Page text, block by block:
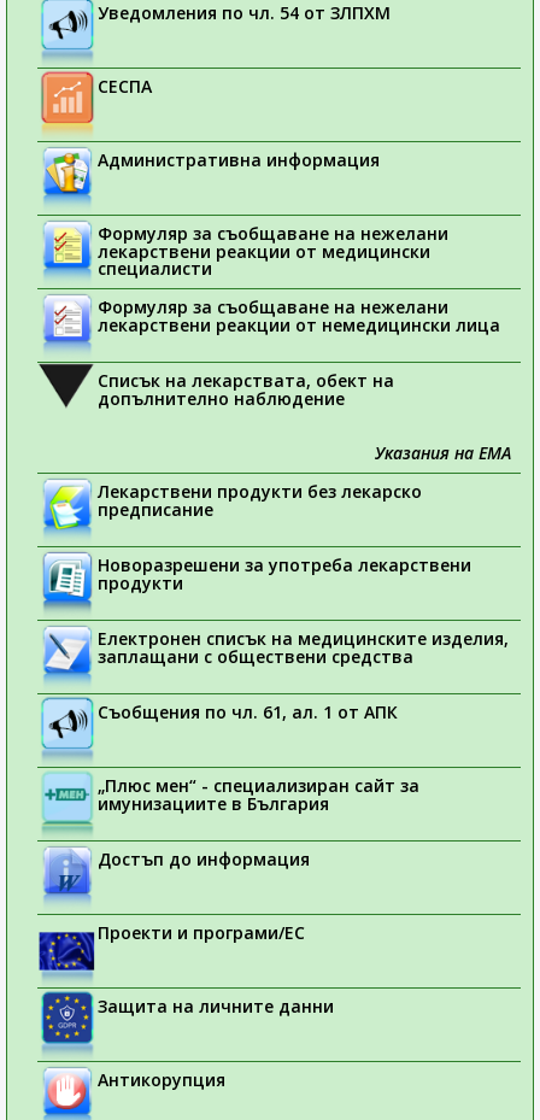
Уведомления по чл. 54 от ЗЛПХМ
СЕСПА
Административна информация
Формуляр за съобщаване на нежелани
лекарствени реакции от медицински
специалисти
Формуляр за съобщаване на нежелани
лекарствени реакции от немедицински лица
Списък на лекарствата, обект на
допълнително наблюдение
Указания на ЕМА
Лекарствени продукти без лекарско
предписание
Новоразрешени за употреба лекарствени
продукти
Електронен списък на медицинските изделия,
заплащани с обществени средства
Съобщения по чл. 61, ал. 1 от АПК
„Плюс мен“ - специализиран сайт за
имунизациите в България
Достъп до информация
Проекти и програми/ЕС
Защита на личните данни
Антикорупция